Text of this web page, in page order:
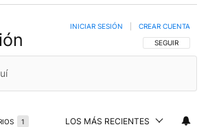
SIGA ESTA
SEGUIR
INICIAR SESIÓN CREAR CUENTA
1 LOS MÁS RECIENTES